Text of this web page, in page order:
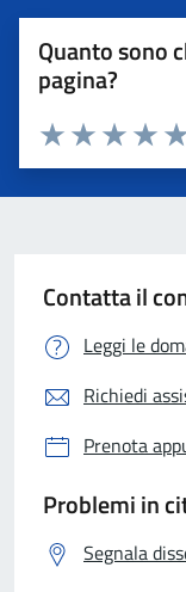
Quanto sono
pagina?
Valuta 3
Valuta 2
Valuta 1 stelle su
Contatta il
Leggi le
Richiedi
Prenota
Problemi in
Segnala